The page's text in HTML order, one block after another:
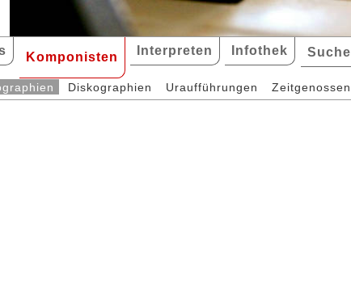
Komponisten Interpreten Infothek Suche
Diskographien Uraufführungen Zeitgenossen